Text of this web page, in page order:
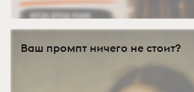
Ваш промпт ничего не стоит?